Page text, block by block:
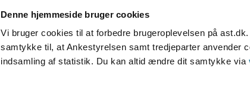
Denne hjemmeside bruger cookies
Vi bruger cookies til at forbedre brugeroplevelsen på
samtykke til, at Ankestyrelsen samt tredjeparter anvender
indsamling af statistik. Du kan altid ændre dit samtykke via